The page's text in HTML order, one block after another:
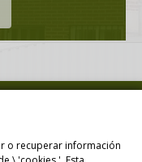
o recuperar información